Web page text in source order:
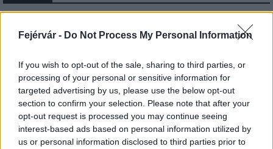
Fejérvár - Do Not Process My Personal Information
If you wish to opt-out of the sale, sharing to third parties, or
processing of your personal or sensitive information for
targeted advertising by us, please use the below opt-out
section to confirm your selection. Please note that after your
opt-out request is processed you may continue seeing
interest-based ads based on personal information utilized by
us or personal information disclosed to third parties prior to
Név
E-mail cím